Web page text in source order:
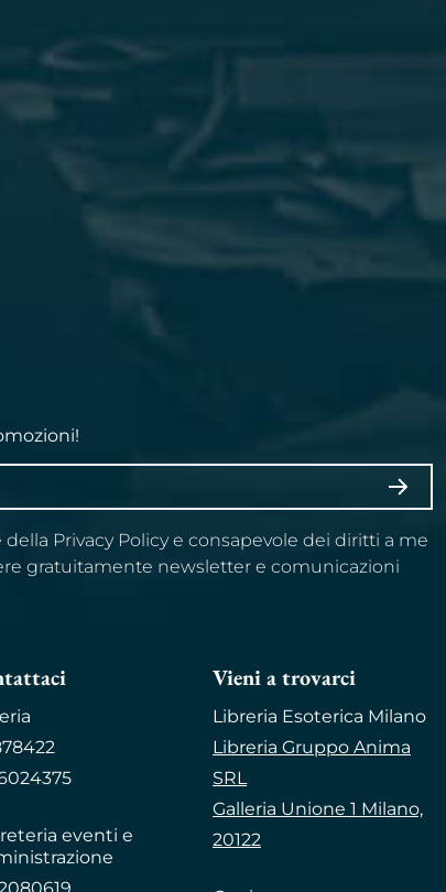
Privacy Policy e consapevole dei diritti a me
gratuitamente newsletter e comunicazioni
eventi e
Vieni a trovarci
Libreria Esoterica Milano
Libreria Gruppo Anima
SRL
Galleria Unione 1 Milano,
20122